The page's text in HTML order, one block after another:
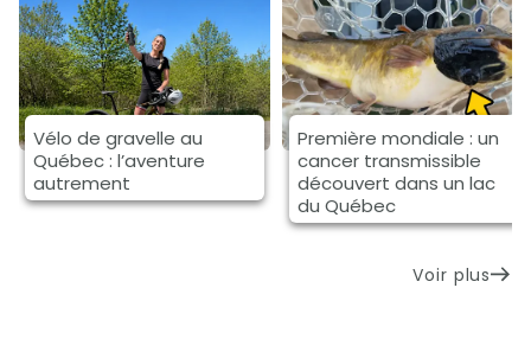
Vélo de gravelle au
Québec : l’aventure
autrement
Première mondiale : un
cancer transmissible
découvert dans un lac
du Québec
Voir plus